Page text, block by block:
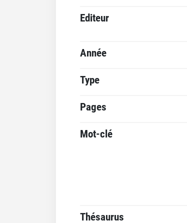
Editeur
Année
Type
Pages
Mot-clé
Thésaurus